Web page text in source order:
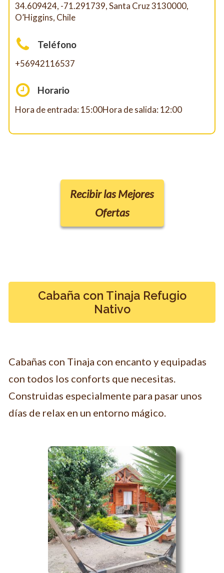
34.609424, -71.291739, Santa Cruz 3130000,
O’Higgins, Chile
Teléfono
+56942116537
Horario
Hora de entrada: 15:00Hora de salida: 12:00
Recibir las Mejores
Ofertas
Cabaña con Tinaja Refugio
Nativo
Cabañas con Tinaja con encanto y equipadas
con todos los conforts que necesitas.
Construidas especialmente para pasar unos
días de relax en un entorno mágico.